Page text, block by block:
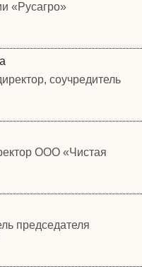
«Русагро»
соучредитель
ООО «Чистая
председателя